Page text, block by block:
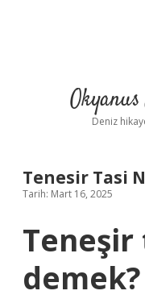
Deniz
Tenesir Tasi
Tarih: Mart 16, 2025
Teneşir
demek?